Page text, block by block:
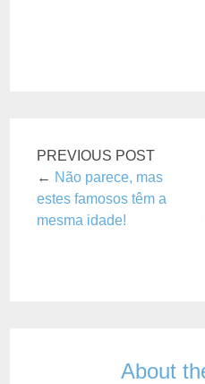
PREVIOUS POST
← Não parece, mas
estes famosos têm a
mesma idade!
About